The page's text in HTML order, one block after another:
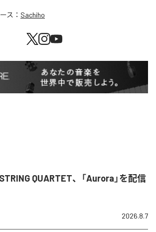
ス： Sachiho
QUARTET、「Aurora」を配信
2026.8.7